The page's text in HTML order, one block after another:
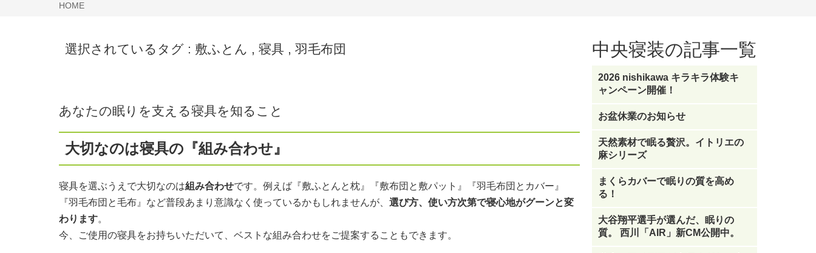
HOME
選択されているタグ : 敷ふとん , 寝具 , 羽毛布団
あなたの眠りを支える寝具を知ること
大切なのは寝具の『組み合わせ』
寝具を選ぶうえで大切なのは組み合わせです。例えば『敷ふとんと枕』『敷布団と敷パット』『羽毛布団とカバー』
『羽毛布団と毛布』など普段あまり意識なく使っているかもしれませんが、 選び方、使い方次第で寝心地がグーンと変
わります。
今、ご使用の寝具をお持ちいただいて、ベストな組み合わせをご提案することもできます。
中央寝装の記事一覧
2026 nishikawa キラキラ体験キ
ャンペーン開催！
お盆休業のお知らせ
天然素材で眠る贅沢。イトリエの
麻シリーズ
まくらカバーで眠りの質を高め
る！
大谷翔平選手が選んだ、眠りの
質。 西川「AIR」新CM公開中。